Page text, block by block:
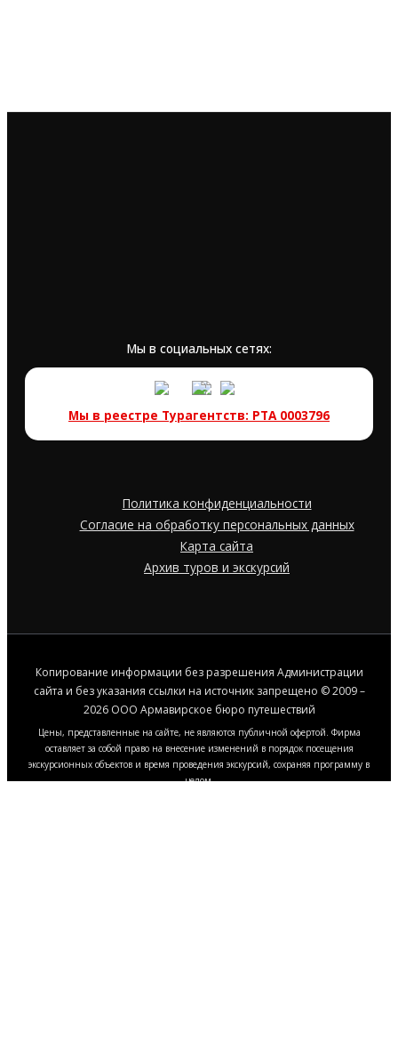
Мы в социальных сетях:
Мы в реестре Турагентств: РТА 0003796
Политика конфиденциальности
Согласие на обработку персональных данных
Карта сайта
Архив туров и экскурсий
Копирование информации без разрешения Администрации
сайта и без указания ссылки на источник запрещено © 2009 –
2026 ООО Армавирское бюро путешествий
Цены, представленные на сайте, не являются публичной офертой. Фирма
оставляет за собой право на внесение изменений в порядок посещения
экскурсионных объектов и время проведения экскурсий, сохраняя программу в
целом.